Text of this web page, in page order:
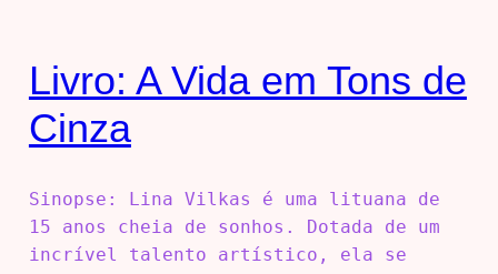
Livro: A Vida em Tons de
Cinza
Sinopse: Lina Vilkas é uma lituana de
15 anos cheia de sonhos. Dotada de um
incrível talento artístico, ela se